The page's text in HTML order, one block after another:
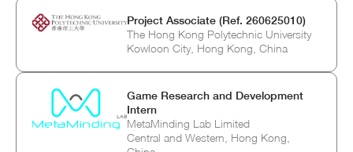
Project Associate (Ref. 260625010)
The Hong Kong Polytechnic University
Kowloon City, Hong Kong, China
Game Research and Development
Intern
MetaMinding Lab Limited
Central and Western, Hong Kong,